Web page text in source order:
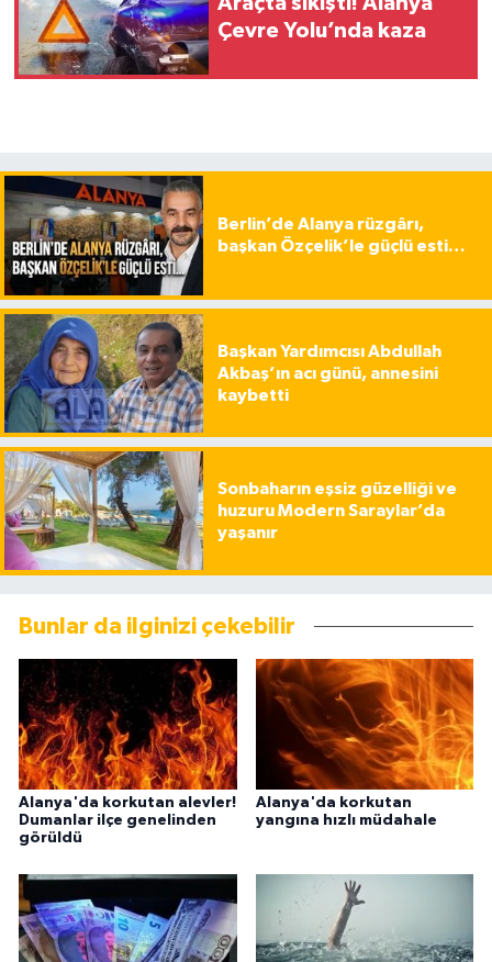
Çevre Yolu’nda kaza
Berlin’de Alanya rüzgârı,
başkan Özçelik’le güçlü esti…
Başkan Yardımcısı Abdullah
Akbaş’ın acı günü, annesini
kaybetti
Sonbaharın eşsiz güzelliği ve
huzuru Modern Saraylar’da
yaşanır
Bunlar da ilginizi çekebilir
Alanya'da korkutan alevler!
Dumanlar ilçe genelinden
görüldü
Alanya'da korkutan
yangına hızlı müdahale